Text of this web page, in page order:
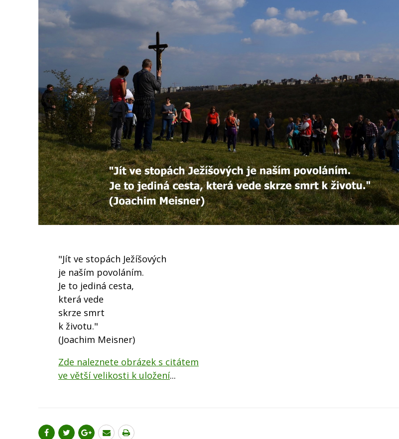
"Jít ve stopách Ježíšových
je naším povoláním.
Je to jediná cesta,
která vede
skrze smrt
k životu."
(Joachim Meisner)
Zde naleznete obrázek s citátem
ve větší velikosti k uložení...